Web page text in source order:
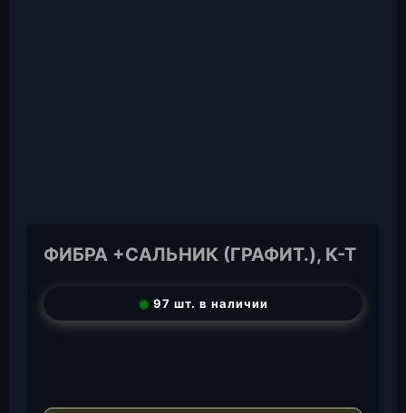
ФИБРА +САЛЬНИК (ГРАФИТ.), К-Т
◉ 97 шт. в наличии
ea